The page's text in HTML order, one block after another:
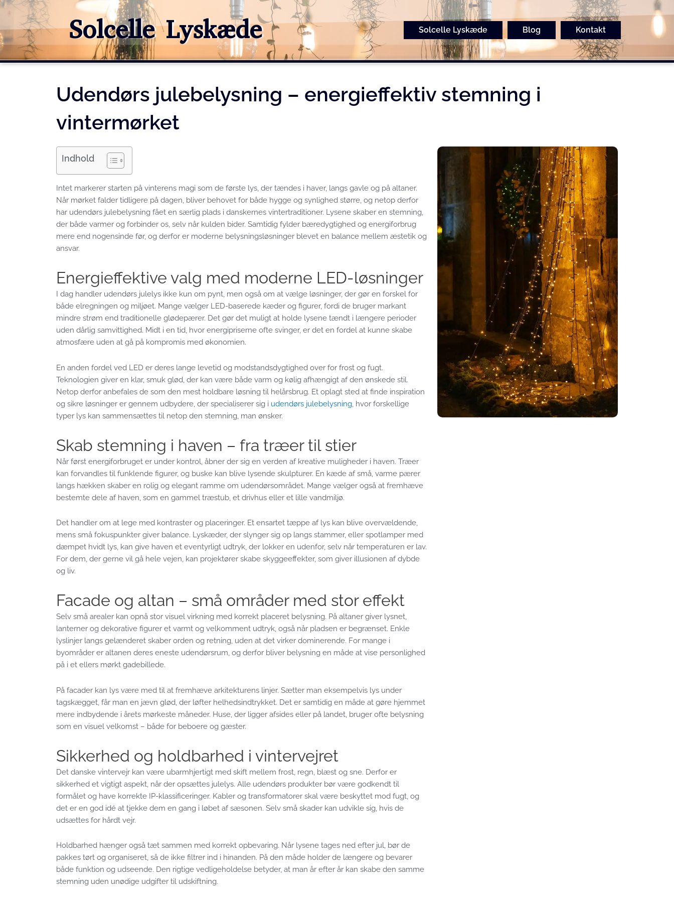
Gå
indholdet
Solcelle Lyskæde Solcelle Lyskæde Blog Kontakt
Udendørs julebelysning – energieffektiv stemning i
vintermørket
Indhold
Intet markerer starten på vinterens magi som de første lys, der tændes i haver, langs gavle og på altaner.
Når mørket falder tidligere på dagen, bliver behovet for både hygge og synlighed større, og netop derfor
har udendørs julebelysning fået en særlig plads i danskernes vintertraditioner. Lysene skaber en stemning,
der både varmer og forbinder os, selv når kulden bider. Samtidig fylder bæredygtighed og energiforbrug
mere end nogensinde før, og derfor er moderne belysningsløsninger blevet en balance mellem æstetik og
ansvar.
Energieffektive valg med moderne LED-løsninger
I dag handler udendørs julelys ikke kun om pynt, men også om at vælge løsninger, der gør en forskel for
både elregningen og miljøet. Mange vælger LED-baserede kæder og figurer, fordi de bruger markant
mindre strøm end traditionelle glødepærer. Det gør det muligt at holde lysene tændt i længere perioder
uden dårlig samvittighed. Midt i en tid, hvor energipriserne ofte svinger, er det en fordel at kunne skabe
atmosfære uden at gå på kompromis med økonomien.
En anden fordel ved LED er deres lange levetid og modstandsdygtighed over for frost og fugt.
Teknologien giver en klar, smuk glød, der kan være både varm og kølig afhængigt af den ønskede stil.
Netop derfor anbefales de som den mest holdbare løsning til helårsbrug. Et oplagt sted at finde inspiration
og sikre løsninger er gennem udbydere, der specialiserer sig i udendørs julebelysning , hvor forskellige
typer lys kan sammensættes til netop den stemning, man ønsker.
Skab stemning i haven – fra træer til stier
Når først energiforbruget er under kontrol, åbner der sig en verden af kreative muligheder i haven. Træer
kan forvandles til funklende figurer, og buske kan blive lysende skulpturer. En kæde af små, varme pærer
langs hækken skaber en rolig og elegant ramme om udendørsområdet. Mange vælger også at fremhæve
bestemte dele af haven, som en gammel træstub, et drivhus eller et lille vandmiljø.
Det handler om at lege med kontraster og placeringer. Et ensartet tæppe af lys kan blive overvældende,
mens små fokuspunkter giver balance. Lyskæder, der slynger sig op langs stammer, eller spotlamper med
dæmpet hvidt lys, kan give haven et eventyrligt udtryk, der lokker en udenfor, selv når temperaturen er lav.
For dem, der gerne vil gå hele vejen, kan projektører skabe skyggeeffekter, som giver illusionen af dybde
og liv.
Facade og altan – små områder med stor effekt
Selv små arealer kan opnå stor visuel virkning med korrekt placeret belysning. På altaner giver lysnet,
lanterner og dekorative figurer et varmt og velkomment udtryk, også når pladsen er begrænset. Enkle
lyslinjer langs gelænderet skaber orden og retning, uden at det virker dominerende. For mange i
byområder er altanen deres eneste udendørsrum, og derfor bliver belysning en måde at vise personlighed
på i et ellers mørkt gadebillede.
På facader kan lys være med til at fremhæve arkitekturens linjer. Sætter man eksempelvis lys under
tagskægget, får man en jævn glød, der løfter helhedsindtrykket. Det er samtidig en måde at gøre hjemmet
mere indbydende i årets mørkeste måneder. Huse, der ligger afsides eller på landet, bruger ofte belysning
som en visuel velkomst – både for beboere og gæster.
Sikkerhed og holdbarhed i vintervejret
Det danske vintervejr kan være ubarmhjertigt med skift mellem frost, regn, blæst og sne. Derfor er
sikkerhed et vigtigt aspekt, når der opsættes julelys. Alle udendørs produkter bør være godkendt til
formålet og have korrekte IP-klassificeringer. Kabler og transformatorer skal være beskyttet mod fugt, og
det er en god idé at tjekke dem en gang i løbet af sæsonen. Selv små skader kan udvikle sig, hvis de
udsættes for hårdt vejr.
Holdbarhed hænger også tæt sammen med korrekt opbevaring. Når lysene tages ned efter jul, bør de
pakkes tørt og organiseret, så de ikke filtrer ind i hinanden. På den måde holder de længere og bevarer
både funktion og udseende. Den rigtige vedligeholdelse betyder, at man år efter år kan skabe den samme
stemning uden unødige udgifter til udskiftning.